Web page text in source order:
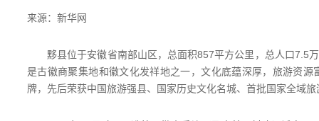
来源：新华网
黟县位于安徽省南部山区，总面积857平方公里，总人口7.5
是古徽商聚集地和徽文化发祥地之一，文化底蕴深厚，旅游资
牌，先后荣获中国旅游强县、国家历史文化名城、首批国家全域